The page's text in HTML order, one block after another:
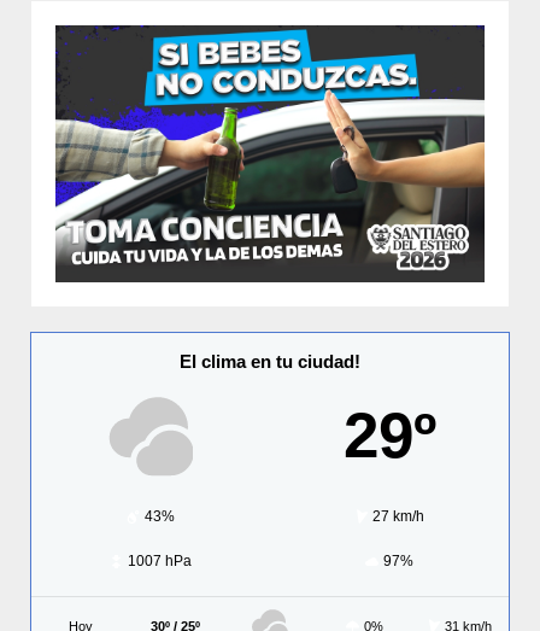
El clima en tu ciudad!
29º
43% 27 km/h
1007 hPa 97%
Hoy 30º / 25º 0% 31 km/h